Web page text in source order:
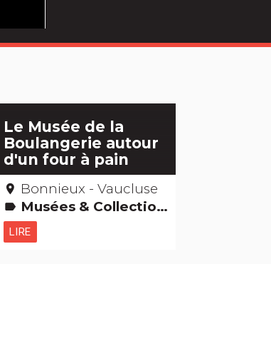
Le Musée de la
Boulangerie autour
d'un four à pain
place Bonnieux - Vaucluse
label Musées & Collections
LIRE